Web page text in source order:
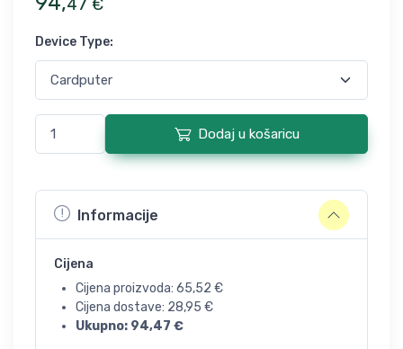
Device Type:
Dodaj u košaricu
Informacije
Cijena
Cijena proizvoda: 65,52 €
Cijena dostave: 28,95 €
Ukupno: 94,47 €